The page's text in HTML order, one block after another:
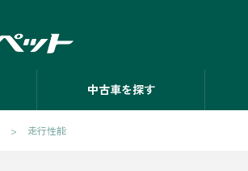
中古車を探す
走行性能